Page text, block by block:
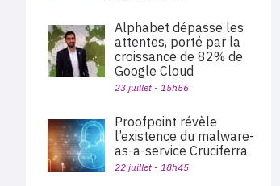
Alphabet dépasse les
attentes, porté par la
croissance de 82% de
Google Cloud
23 juillet - 15h56
Proofpoint révèle
l’existence du malware-
as-a-service Cruciferra
22 juillet - 18h45